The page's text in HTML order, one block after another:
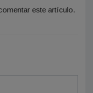
este artículo.